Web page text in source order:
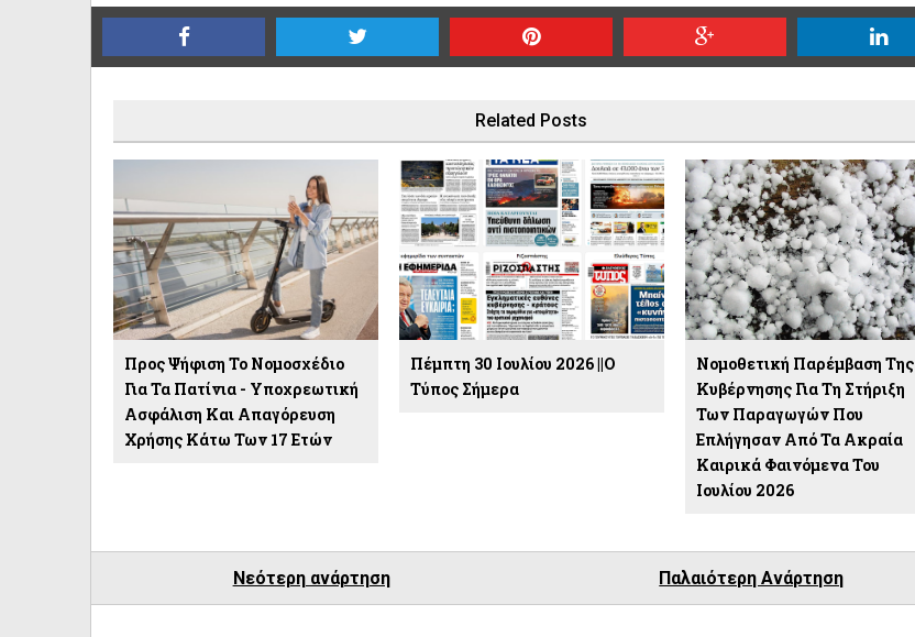
Related Posts
Προς Ψήφιση Το Νομοσχέδιο
Για Τα Πατίνια - Υποχρεωτική
Ασφάλιση Και Απαγόρευση
Χρήσης Κάτω Των 17 Ετών
Πέμπτη 30 Ιουλίου 2026 ||Ο
Τύπος Σήμερα
Νομοθετική Παρέμβαση Της
Κυβέρνησης Για Τη Στήριξη
Των Παραγωγών Που
Επλήγησαν Από Τα Ακραία
Καιρικά Φαινόμενα Του
Ιουλίου 2026
Νεότερη ανάρτηση Παλαιότερη Ανάρτηση